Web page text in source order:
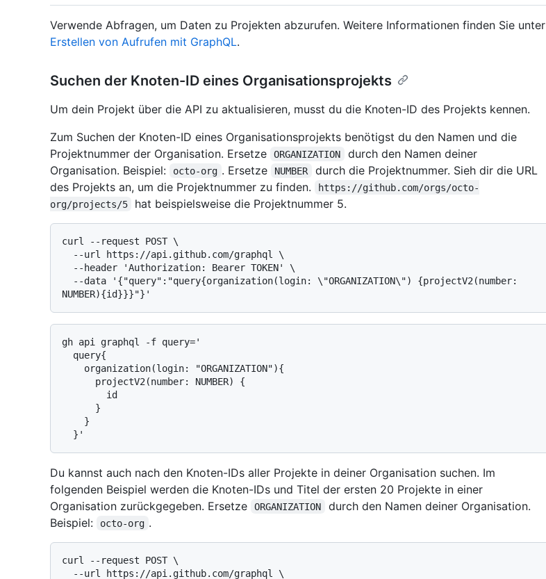
Verwende Abfragen, um Daten zu Projekten abzurufen. Weitere Informationen finden Sie unter
Erstellen von Aufrufen mit GraphQL.
Suchen der Knoten-ID eines Organisationsprojekts
Um dein Projekt über die API zu aktualisieren, musst du die Knoten-ID des Projekts kennen.
Zum Suchen der Knoten-ID eines Organisationsprojekts benötigst du den Namen und die
Projektnummer der Organisation. Ersetze
ORGANIZATION
durch den Namen deiner
Organisation. Beispiel:
octo-org . Ersetze NUMBER
durch die Projektnummer. Sieh dir die URL
des Projekts an, um die Projektnummer zu finden.
https://github.com/orgs/octo-
org/projects/5
hat beispielsweise die Projektnummer 5.
curl --request POST \
gh api graphql -f query='
Du kannst auch nach den Knoten-IDs aller Projekte in deiner Organisation suchen. Im
folgenden Beispiel werden die Knoten-IDs und Titel der ersten 20 Projekte in einer
Organisation zurückgegeben. Ersetze
ORGANIZATION
durch den Namen deiner Organisation.
Beispiel:
octo-org .
curl --request POST \